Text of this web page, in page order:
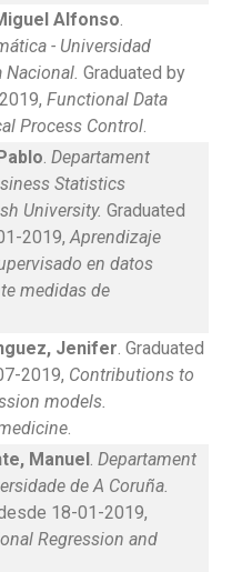
Alfonso.
- Universidad
Nacional. Graduated by
Functional Data
Process Control.
. Departament
Statistics
University. Graduated
2019,Aprendizaje
en datos
medidas de
Jenifer. Graduated
2019, Contributions to
models.
.
Manuel. Departament
de A Coruña.
18-01-2019,
Regression and